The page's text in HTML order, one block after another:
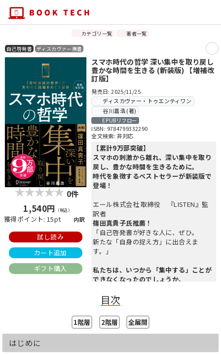
カテゴリ一覧 著者一覧
自己啓発書 ディスカヴァー携書
0件
1,540円 （税込）
獲得ポイント: 15pt 内訳
試し読み
カート追加
ギフト購入
スマホ時代の哲学 深い集中を取り戻し
豊かな時間を生きる (新装版) 【増補改
訂版】
発売日: 2025/11/25
ディスカヴァー・トゥエンティワン
谷川嘉浩 (著)
EPUBリフロー
ISBN: 9784799332290
全文検索: 非対応
【累計9万部突破】
スマホの刺激から離れ、深い集中を取り
戻し、豊かな時間を生きるために。
時代を象徴するベストセラーが新装版で
登場！
エール株式会社 取締役 『LISTEN』監
訳者
篠田真貴子氏推薦！
「自己啓発書が好きな人に、ぜひ。
新たな「自身の捉え方」に出合えま
す。」
私たちは、いつから「集中する」ことが
できなくなったのでしょうか。
リアルタイムのやりとりが当たり前にな
った今、
すぐに対応しなければと追い立てられ、
複数のデバイスで並行処理する日々。
メールを返しながら、SNSをチェック
目次
1階層 2階層 全展開
はじめに